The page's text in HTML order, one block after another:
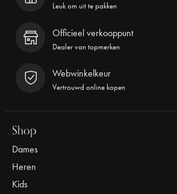
Leuk om uit te pakken
Officieel verkooppunt
Dealer van topmerken
Webwinkelkeur
Vertrouwd online kopen
Shop
Dames
Heren
Kids